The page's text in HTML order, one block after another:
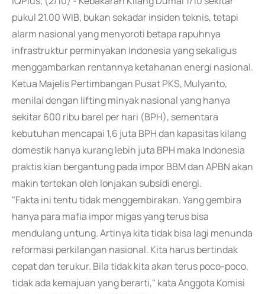
pukul 21.00 WIB, bukan sekadar insiden teknis, tetapi
alarm nasional yang menyoroti betapa rapuhnya
infrastruktur perminyakan Indonesia yang sekaligus
menggambarkan rentannya ketahanan energi nasional.
Ketua Majelis Pertimbangan Pusat PKS, Mulyanto,
menilai dengan lifting minyak nasional yang hanya
sekitar 600 ribu barel per hari (BPH), sementara
kebutuhan mencapai 1,6 juta BPH dan kapasitas kilang
domestik hanya kurang lebih juta BPH maka Indonesia
praktis kian bergantung pada impor BBM dan APBN akan
makin tertekan oleh lonjakan subsidi energi.
"Fakta ini tentu tidak menggembirakan. Yang gembira
hanya para mafia impor migas yang terus bisa
mendulang untung. Artinya kita tidak bisa lagi menunda
reformasi perkilangan nasional. Kita harus bertindak
cepat dan terukur. Bila tidak kita akan terus poco-poco,
tidak ada kemajuan yang berarti," kata Anggota Komisi